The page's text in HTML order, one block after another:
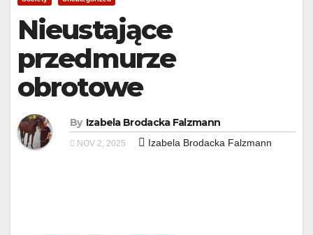
Nieustające
przedmurze
obrotowe
By Izabela Brodacka Falzmann
NOV 2, 2025 Izabela Brodacka Falzmann